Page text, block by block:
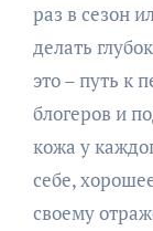
раз в сезон
делать
это – путь к
блогеров и
кожа у
себе,
своему